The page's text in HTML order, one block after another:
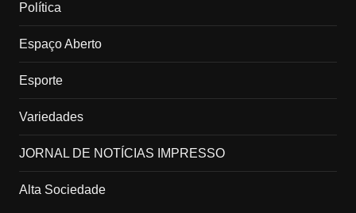
Política
Espaço Aberto
Esporte
Variedades
JORNAL DE NOTÍCIAS IMPRESSO
Alta Sociedade